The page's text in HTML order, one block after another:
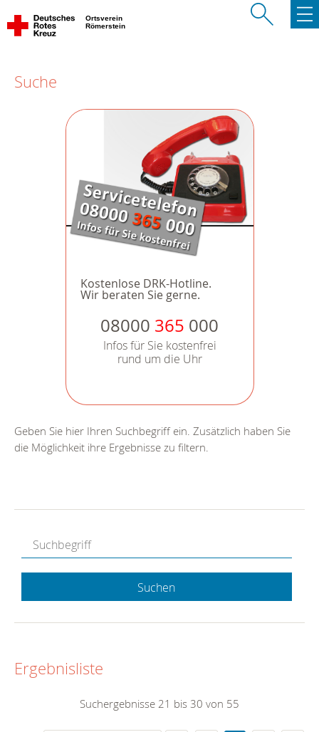
Ortsverein
Römerstein
Suche
Kostenlose DRK-Hotline.
Wir beraten Sie gerne.
08000 365 000
Infos für Sie kostenfrei
rund um die Uhr
Geben Sie hier Ihren Suchbegriff ein. Zusätzlich haben Sie
die Möglichkeit ihre Ergebnisse zu filtern.
Suchen
Ergebnisliste
Suchergebnisse 21 bis 30 von 55